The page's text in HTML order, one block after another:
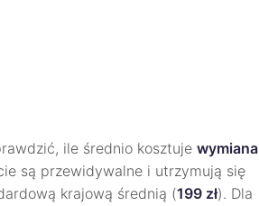
ile średnio kosztuje wymiana
są przewidywalne i utrzymują się
krajową średnią (199 zł). Dla